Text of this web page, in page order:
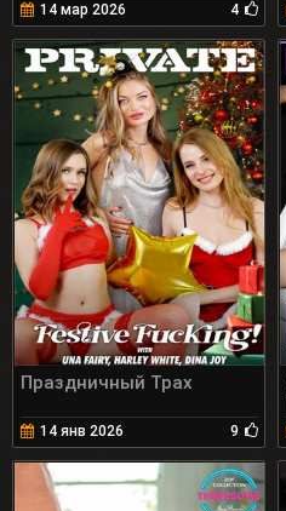
14 мар 2026 4
Праздничный Трах
14 янв 2026 9